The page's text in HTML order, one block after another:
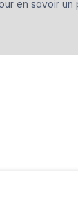
en savoir